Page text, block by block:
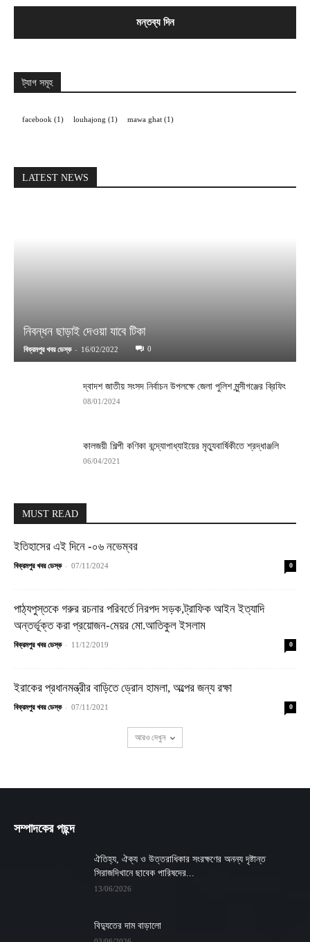
ট্যাগ সমূহ
facebook (1) louhajong (1) mawa ghat (1)
LATEST NEWS
নিবন্ধন ছাড়াই দেওয়া যাবে টিকা
বিক্রমপুর খবর ডেস্ক - 16/02/2022 0
দ্বাদশ জাতীয় সংসদ নির্বাচন উপলক্ষে জেলা পুলিশ মুন্সীগঞ্জের ব্রিফিং
08/01/2024
কালজয়ী শিল্পী কণিকা বন্দ্যোপাধ্যাইয়ের মৃত্যুবার্ষিকীতে শ্রদ্ধাঞ্জলি
06/04/2021
MUST READ
ইতিহাসের এই দিনে -০৬ নভেম্বর
বিক্রমপুর খবর ডেস্ক - 07/11/2024 0
পাঠ্যপুস্তকে গরুর রচনার পরিবর্তে নিরপদ সড়ক,ট্রাফিক আইন ইত্যাদি
অন্তর্ভূক্ত করা প্রয়োজন-মেয়র মো.আতিকুল ইসলাম
বিক্রমপুর খবর ডেস্ক - 11/12/2019 0
ইরাকের প্রধানমন্ত্রীর বাড়িতে ড্রোন হামলা, অল্পের জন্য রক্ষা
বিক্রমপুর খবর ডেস্ক - 07/11/2021 0
আরও দেখুন
সম্পাদকের পছন্দ
ঐতিহ্য, ঐক্য ও উত্তরাধিকার সংরক্ষণের অনন্য দৃষ্টান্ত
সিরাজদিখানে ছাবেক পারিষদের...
13/06/2026
বিদ্যুতের দাম বাড়ালো